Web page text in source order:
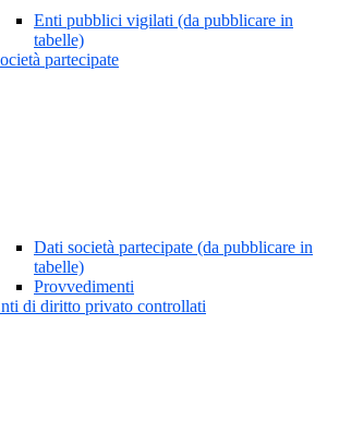
Enti pubblici vigilati (da pubblicare in
tabelle)
partecipate
Dati società partecipate (da pubblicare in
tabelle)
Provvedimenti
di diritto privato controllati